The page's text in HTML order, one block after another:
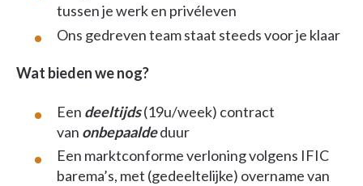
tussen je werk en privéleven
Ons gedreven team staat steeds voor je klaar
Wat bieden we nog?
Een deeltijds(19u/week) contract
van onbepaaldeduur
Een marktconforme verloning volgens IFIC
barema’s, met (gedeeltelijke) overname van